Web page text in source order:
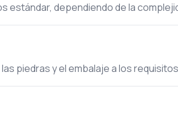
dependiendo de la
piedras y el embalaje a los